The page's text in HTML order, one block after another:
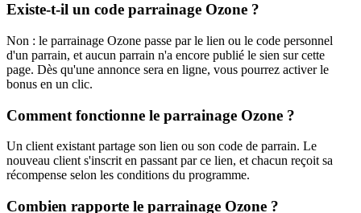
Existe-t-il un code parrainage Ozone ?
Non : le parrainage Ozone passe par le lien ou le code personnel
d'un parrain, et aucun parrain n'a encore publié le sien sur cette
page. Dès qu'une annonce sera en ligne, vous pourrez activer le
bonus en un clic.
Comment fonctionne le parrainage Ozone ?
Un client existant partage son lien ou son code de parrain. Le
nouveau client s'inscrit en passant par ce lien, et chacun reçoit sa
récompense selon les conditions du programme.
Combien rapporte le parrainage Ozone ?